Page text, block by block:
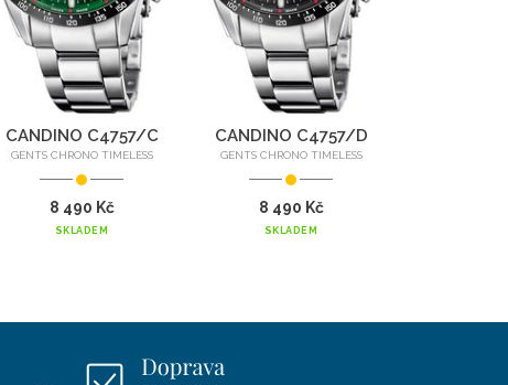
CANDINO C4757/C
GENTS CHRONO TIMELESS
8 490 Kč
SKLADEM
CANDINO C4757/D
GENTS CHRONO TIMELESS
8 490 Kč
SKLADEM